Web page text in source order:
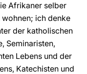
Afrikaner selber
ich denke
der katholischen
Seminaristen,
Lebens und der
Katechisten und